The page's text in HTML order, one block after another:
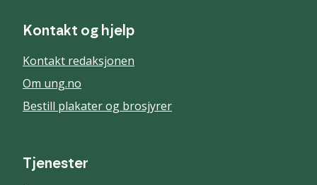
Kontakt og hjelp
Kontakt redaksjonen
Om ung.no
Bestill plakater og brosjyrer
Tjenester